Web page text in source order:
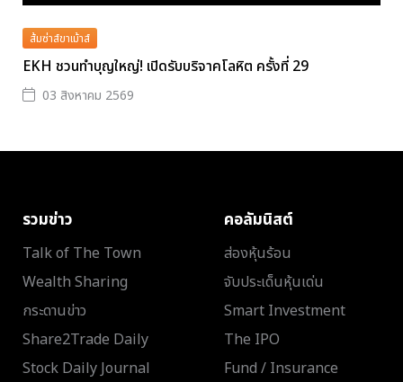
ส้มซ่าส์ขาเม้าส์
EKH ชวนทำบุญใหญ่! เปิดรับบริจาคโลหิต ครั้งที่ 29
03 สิงหาคม 2569
รวมข่าว
Talk of The Town
Wealth Sharing
กระดานข่าว
Share2Trade Daily
Stock Daily Journal
คอลัมนิสต์
ส่องหุ้นร้อน
จับประเด็นหุ้นเด่น
Smart Investment
The IPO
Fund / Insurance